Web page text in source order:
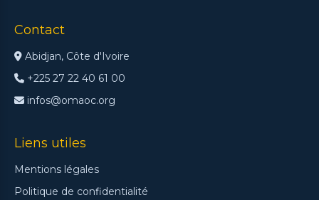
Contact
Abidjan, Côte d'Ivoire
+225 27 22 40 61 00
infos@omaoc.org
Liens utiles
Mentions légales
Politique de confidentialité